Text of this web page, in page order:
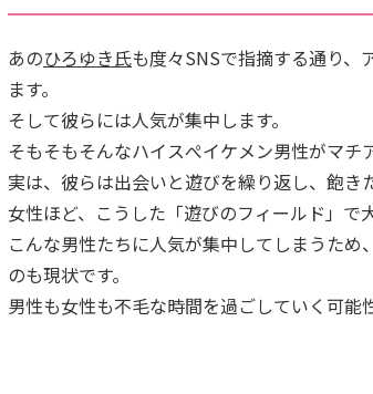
あのひろゆき氏も度々SNSで指摘する通り、
ます。
そして彼らには人気が集中します。
そもそもそんなハイスぺイケメン男性がマ
実は、彼らは出会いと遊びを繰り返し、飽
女性ほど、こうした「遊びのフィールド」で
こんな男性たちに人気が集中してしまうた
のも現状です。
男性も女性も不毛な時間を過ごしていく可能